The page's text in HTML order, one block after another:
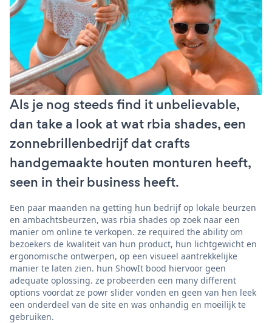
Als je nog steeds find it unbelievable,
dan take a look at wat rbia shades, een
zonnebrillenbedrijf dat crafts
handgemaakte houten monturen heeft,
seen in their business heeft.
Een paar maanden na getting hun bedrijf op lokale beurzen
en ambachtsbeurzen, was rbia shades op zoek naar een
manier om online te verkopen. ze required the ability om
bezoekers de kwaliteit van hun product, hun lichtgewicht en
ergonomische ontwerpen, op een visueel aantrekkelijke
manier te laten zien. hun ShowIt bood hiervoor geen
adequate oplossing. ze probeerden een many different
options voordat ze powr slider vonden en geen van hen leek
een onderdeel van de site en was onhandig en moeilijk te
gebruiken.